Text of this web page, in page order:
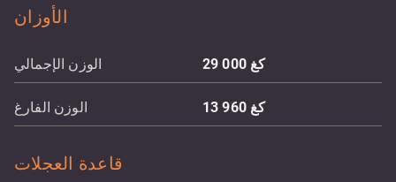
الأوزان
الوزن الإجمالي 29 000 كغ
الوزن الفارغ 13 960 كغ
قاعدة العجلات